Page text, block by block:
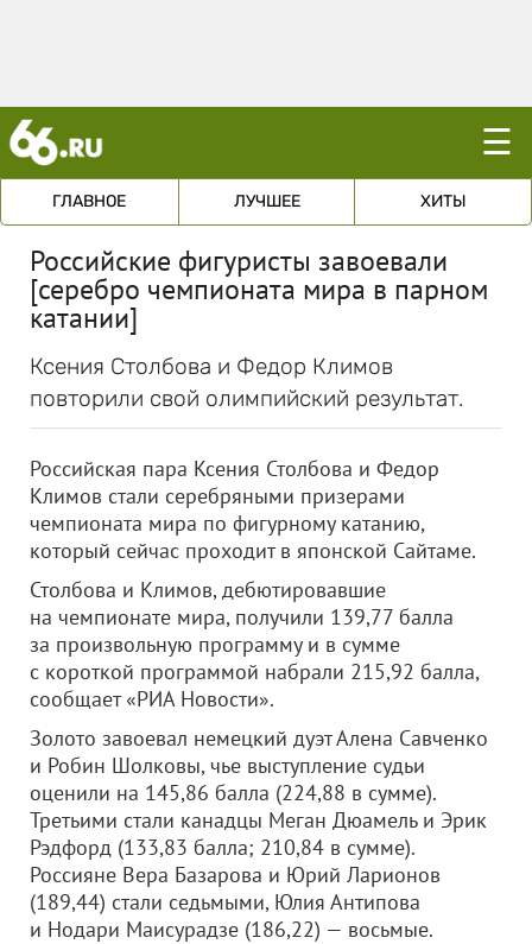
☰
ГЛАВНОЕ ЛУЧШЕЕ ХИТЫ
Российские фигуристы завоевали
[серебро чемпионата мира в парном
катании]
Ксения Столбова и Федор Климов
повторили свой олимпийский результат.
Российская пара Ксения Столбова и Федор
Климов стали серебряными призерами
чемпионата мира по фигурному катанию,
который сейчас проходит в японской Сайтаме.
Столбова и Климов, дебютировавшие
на чемпионате мира, получили 139,77 балла
за произвольную программу и в сумме
с короткой программой набрали 215,92 балла,
сообщает «РИА Новости».
Золото завоевал немецкий дуэт Алена Савченко
и Робин Шолковы, чье выступление судьи
оценили на 145,86 балла (224,88 в сумме).
Третьими стали канадцы Меган Дюамель и Эрик
Рэдфорд (133,83 балла; 210,84 в сумме).
Россияне Вера Базарова и Юрий Ларионов
(189,44) стали седьмыми, Юлия Антипова
и Нодари Маисурадзе (186,22) — восьмые.